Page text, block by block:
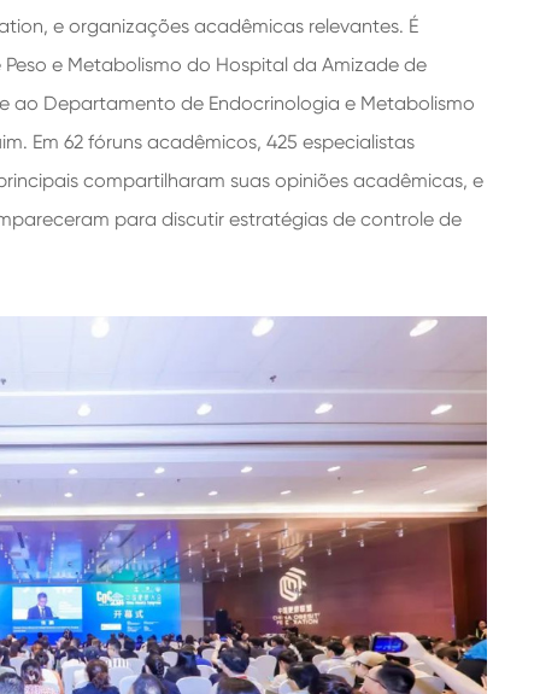
e organizações acadêmicas relevantes. É
e Metabolismo do Hospital da Amizade de
ao Departamento de Endocrinologia e Metabolismo
Em 62 fóruns acadêmicos, 425 especialistas
compartilharam suas opiniões acadêmicas, e
para discutir estratégias de controle de